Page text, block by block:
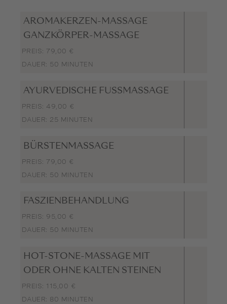
AROMAKERZEN-MASSAGE
GANZKÖRPER-MASSAGE
PREIS: 79,00 €
DAUER: 50 MINUTEN
AYURVEDISCHE FUSSMASSAGE
PREIS: 49,00 €
DAUER: 25 MINUTEN
BÜRSTENMASSAGE
PREIS: 79,00 €
DAUER: 50 MINUTEN
FASZIENBEHANDLUNG
PREIS: 95,00 €
DAUER: 50 MINUTEN
HOT-STONE-MASSAGE MIT
ODER OHNE KALTEN STEINEN
PREIS: 115,00 €
DAUER: 80 MINUTEN